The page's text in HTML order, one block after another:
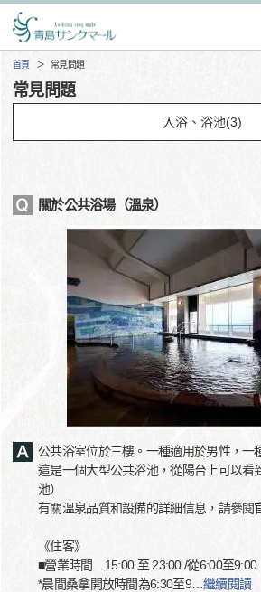
首頁 常見問題
常見問題
關於公共浴場（溫泉）
公共浴室位於三樓。一種適用於男性，一
這是一個大型公共浴池，從陽台上可以看
池）
有關溫泉品質和設備的詳細信息，請參閱
《住客》
■營業時間 15:00 至 23:00 /從6:00至9:00
*晨間桑拿開放時間為6:30至9…繼續閱讀